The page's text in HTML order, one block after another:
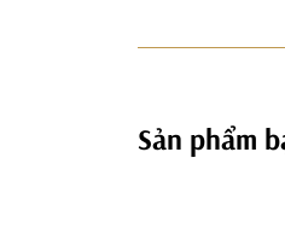
Sản phẩm